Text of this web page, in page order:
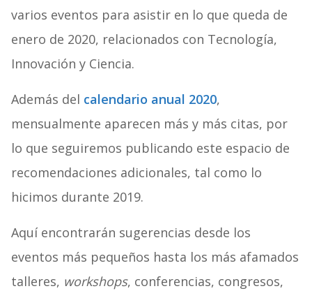
varios eventos para asistir en lo que queda de
enero de 2020, relacionados con Tecnología,
Innovación y Ciencia.
Además del calendario anual 2020,
mensualmente aparecen más y más citas, por
lo que seguiremos publicando este espacio de
recomendaciones adicionales, tal como lo
hicimos durante 2019.
Aquí encontrarán sugerencias desde los
eventos más pequeños hasta los más afamados
talleres, workshops, conferencias, congresos,